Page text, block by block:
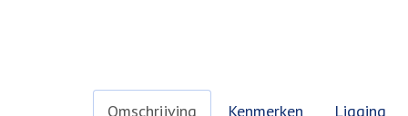
Omschrijving Kenmerken Ligging